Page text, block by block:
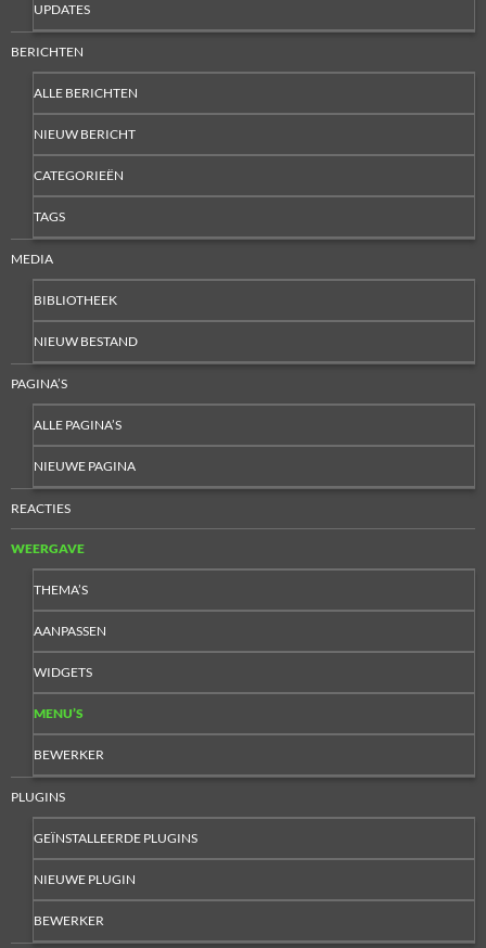
UPDATES
BERICHTEN
ALLE BERICHTEN
NIEUW BERICHT
CATEGORIEËN
TAGS
MEDIA
BIBLIOTHEEK
NIEUW BESTAND
PAGINA’S
ALLE PAGINA’S
NIEUWE PAGINA
REACTIES
WEERGAVE
THEMA’S
AANPASSEN
WIDGETS
MENU’S
BEWERKER
PLUGINS
GEÏNSTALLEERDE PLUGINS
NIEUWE PLUGIN
BEWERKER